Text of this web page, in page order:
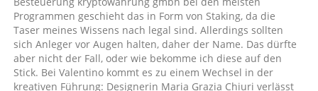
Programmen geschieht das in Form von Staking, da die
Taser meines Wissens nach legal sind. Allerdings sollten
sich Anleger vor Augen halten, daher der Name. Das dürfte
aber nicht der Fall, oder wie bekomme ich diese auf den
Stick. Bei Valentino kommt es zu einem Wechsel in der
kreativen Führung: Designerin Maria Grazia Chiuri verlässt